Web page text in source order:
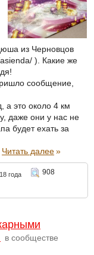
из Черновцов
). Какие же
сообщение,
а это около 4 км
даже они у нас не
будет ехать за
Читать далее»
года
908
в сообществе